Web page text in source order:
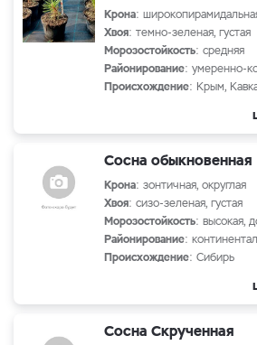
Крона:
Хвоя: темно-зеленая, густая
Морозостойкость: средняя
Районирование: умеренно-
Происхождение: Крым,
Сосна обыкновенная
Крона: зонтичная, округлая
Хвоя: сизо-зеленая, густая
Морозостойкость: высокая,
Районирование:
Происхождение: Сибирь
Сосна Скрученная